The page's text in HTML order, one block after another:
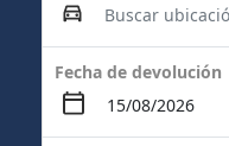
Fecha de devolución